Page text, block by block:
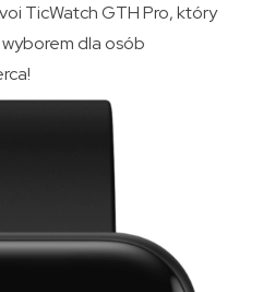
TicWatch GTH Pro, który
dla osób